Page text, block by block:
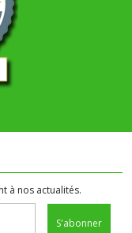
à nos actualités.
S'abonner